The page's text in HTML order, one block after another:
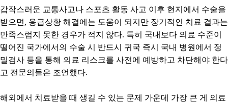
갑작스러운 교통사고나 스포츠 활동 사고 이후 현지에서 수술을
받으면 , 응급상황 해결에는 도움이 되지만 장기적인 치료 결과는
만족스럽지 못한 경우가 적지 않다. 특히 국내보다 의료 수준이
떨어진 국가에서의 수술 시 반드시 귀국 즉시 국내 병원에서 정
밀검사 등을 통해 의료 리스크를 사전에 예방하고 차단해야 한다
고 전문의들은 조언했다.
해외에서 치료받을 때 생길 수 있는 문제 가운데 가장 큰 게 의료